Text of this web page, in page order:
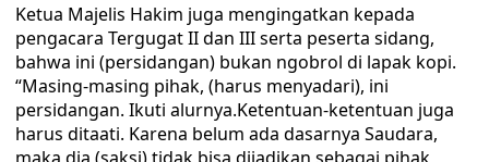
Ketua Majelis Hakim juga mengingatkan kepada
pengacara Tergugat II dan III serta peserta sidang,
bahwa ini (persidangan) bukan ngobrol di lapak kopi.
“Masing-masing pihak, (harus menyadari), ini
persidangan. Ikuti alurnya.Ketentuan-ketentuan juga
harus ditaati. Karena belum ada dasarnya Saudara,